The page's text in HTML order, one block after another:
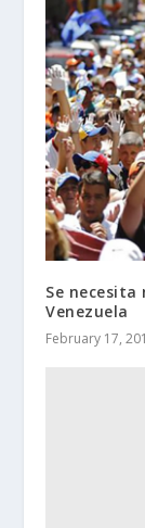
Se necesita
Venezuela
February 17,